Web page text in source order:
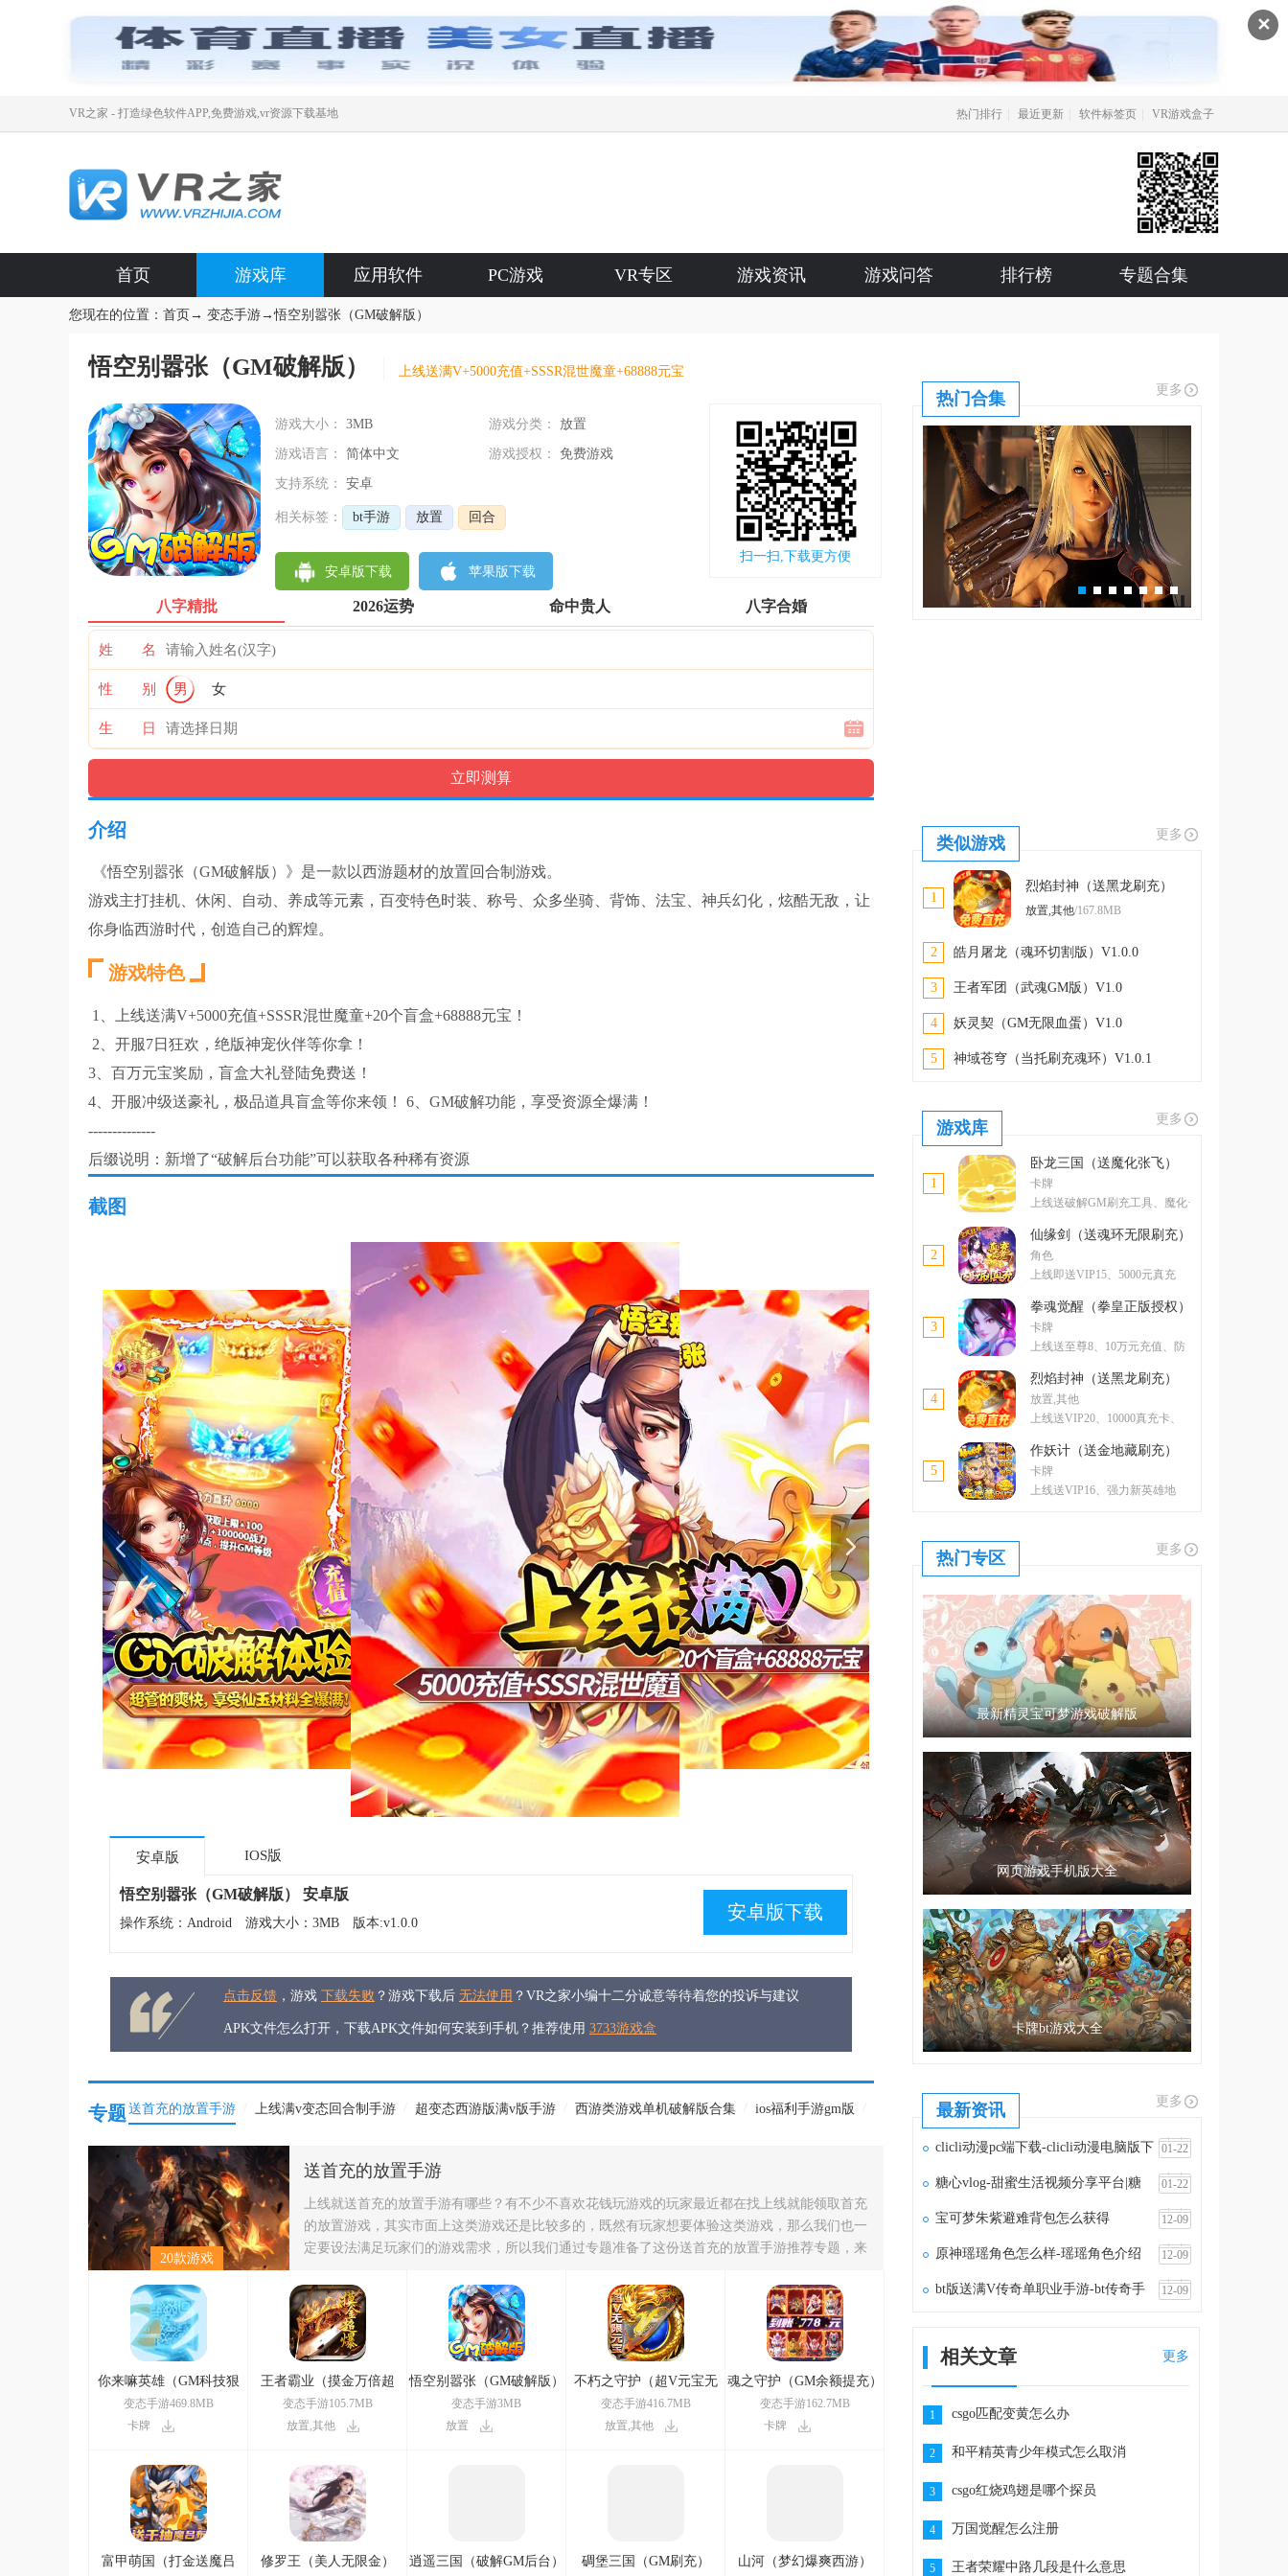
✕
VR之家 - 打造绿色软件APP,免费游戏,vr资源下载基地 热门排行 最近更新 软件标签页 VR游戏盒子
首页 游戏库 应用软件 PC游戏 VR专区 游戏资讯 游戏问答 排行榜 专题合集
您现在的位置： 首页 → 变态手游→悟空别嚣张（GM破解版）
悟空别嚣张（GM破解版） 上线送满V+5000充值+SSSR混世魔童+68888元宝
游戏大小： 3MB 游戏分类： 放置
游戏语言： 简体中文 游戏授权： 免费游戏
支持系统： 安卓
相关标签： bt手游 放置 回合
安卓版下载 苹果版下载
扫一扫,下载更方便
八字精批 2026运势 命中贵人 八字合婚
姓 名
性 别 男 女
生 日
热门合集 更多
介绍
《悟空别嚣张（GM破解版）》是一款以西游题材的放置回合制游戏。
游戏主打挂机、休闲、自动、养成等元素，百变特色时装、称号、众多坐骑、背饰、法宝、神兵幻化，炫酷无敌，让
你身临西游时代，创造自己的辉煌。
游戏特色
1、上线送满V+5000充值+SSSR混世魔童+20个盲盒+68888元宝！
2、开服7日狂欢，绝版神宠伙伴等你拿！
3、百万元宝奖励，盲盒大礼登陆免费送！
4、开服冲级送豪礼，极品道具盲盒等你来领！ 6、GM破解功能，享受资源全爆满！
--------------
后缀说明：新增了“破解后台功能”可以获取各种稀有资源
截图
安卓版 IOS版
悟空别嚣张（GM破解版） 安卓版
操作系统：Android 游戏大小：3MB 版本:v1.0.0
安卓版下载
点击反馈 ，游戏 下载失败 ？游戏下载后 无法使用 ？VR之家小编十二分诚意等待着您的投诉与建议
APK文件怎么打开，下载APK文件如何安装到手机？推荐使用 3733游戏盒
专题送首充的放置手游 上线满v变态回合制手游 超变态西游版满v版手游 西游类游戏单机破解版合集 ios福利手游gm版
20款游戏
送首充的放置手游
上线就送首充的放置手游有哪些？有不少不喜欢花钱玩游戏的玩家最近都在找上线就能领取首充
的放置游戏，其实市面上这类游戏还是比较多的，既然有玩家想要体验这类游戏，那么我们也一
定要设法满足玩家们的游戏需求，所以我们通过专题准备了这份送首充的放置手游推荐专题，来
你来嘛英雄（GM科技狠
活）
变态手游469.8MB
卡牌
王者霸业（摸金万倍超
爆）
变态手游105.7MB
放置,其他
悟空别嚣张（GM破解版）
变态手游3MB
放置
不朽之守护（超V元宝无
限）
变态手游416.7MB
放置,其他
魂之守护（GM余额提充）
变态手游162.7MB
卡牌
富甲萌国（打金送魔吕
修罗王（美人无限金） 逍遥三国（破解GM后台） 碉堡三国（GM刷充） 山河（梦幻爆爽西游）
类似游戏 更多
1
烈焰封神（送黑龙刷充）
V1.0.0
放置,其他/167.8MB
2 皓月屠龙（魂环切割版）V1.0.0
3 王者军团（武魂GM版）V1.0
4 妖灵契（GM无限血蛋）V1.0
5 神域苍穹（当托刷充魂环）V1.0.1
游戏库 更多
1
卧龙三国（送魔化张飞）
卡牌
上线送破解GM刷充工具、魔化·
2
仙缘剑（送魂环无限刷充）
角色
上线即送VIP15、5000元真充
3
拳魂觉醒（拳皇正版授权）
卡牌
上线送至尊8、10万元充值、防
4
烈焰封神（送黑龙刷充）
放置,其他
上线送VIP20、10000真充卡、
5
作妖计（送金地藏刷充）
卡牌
上线送VIP16、强力新英雄地
热门专区 更多
最新精灵宝可梦游戏破解版
网页游戏手机版大全
卡牌bt游戏大全
最新资讯 更多
01-22
clicli动漫pc端下载-clicli动漫电脑版下
01-22
糖心vlog-甜蜜生活视频分享平台|糖
12-09
宝可梦朱紫避难背包怎么获得
12-09
原神瑶瑶角色怎么样-瑶瑶角色介绍
12-09
bt版送满V传奇单职业手游-bt传奇手
相关文章 更多
1 csgo匹配变黄怎么办
2 和平精英青少年模式怎么取消
3 csgo红烧鸡翅是哪个探员
4 万国觉醒怎么注册
5 王者荣耀中路几段是什么意思